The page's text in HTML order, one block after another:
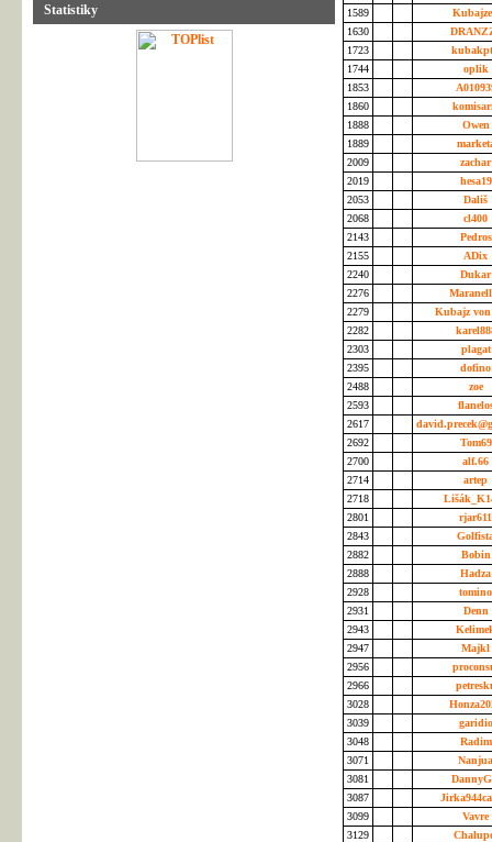
Statistiky
1589
1630
1723
1744
oplik
1853
1860
1888
Owen
1889
2009
2019
2053
Dališ
2068
cl400
2143
2155
ADix
2240
2276
2279
Kubajz
2282
2303
2395
2488
zoe
2593
2617
2692
2700
alf.66
2714
artep
2718
2801
2843
2882
2888
2928
2931
Denn
2943
2947
Majkl
2956
2966
3028
3039
3048
3071
3081
3087
3099
Vavre
3129